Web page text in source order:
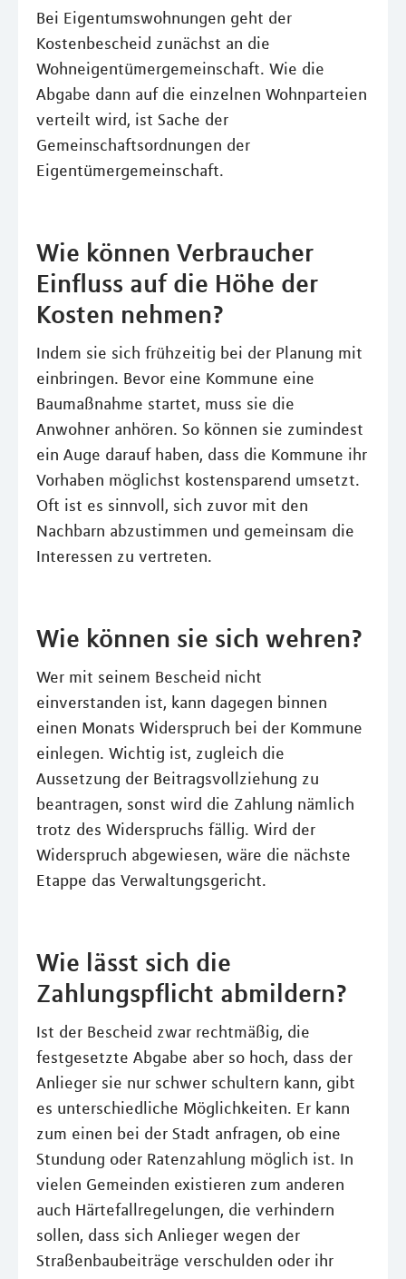
Bei Eigentumswohnungen geht der
Kostenbescheid zunächst an die
Wohneigentümergemeinschaft. Wie die
Abgabe dann auf die einzelnen Wohnparteien
verteilt wird, ist Sache der
Gemeinschaftsordnungen der
Eigentümergemeinschaft.
Wie können Verbraucher
Einfluss auf die Höhe der
Kosten nehmen?
Indem sie sich frühzeitig bei der Planung mit
einbringen. Bevor eine Kommune eine
Baumaßnahme startet, muss sie die
Anwohner anhören. So können sie zumindest
ein Auge darauf haben, dass die Kommune ihr
Vorhaben möglichst kostensparend umsetzt.
Oft ist es sinnvoll, sich zuvor mit den
Nachbarn abzustimmen und gemeinsam die
Interessen zu vertreten.
Wie können sie sich wehren?
Wer mit seinem Bescheid nicht
einverstanden ist, kann dagegen binnen
einen Monats Widerspruch bei der Kommune
einlegen. Wichtig ist, zugleich die
Aussetzung der Beitragsvollziehung zu
beantragen, sonst wird die Zahlung nämlich
trotz des Widerspruchs fällig. Wird der
Widerspruch abgewiesen, wäre die nächste
Etappe das Verwaltungsgericht.
Wie lässt sich die
Zahlungspflicht abmildern?
Ist der Bescheid zwar rechtmäßig, die
festgesetzte Abgabe aber so hoch, dass der
Anlieger sie nur schwer schultern kann, gibt
es unterschiedliche Möglichkeiten. Er kann
zum einen bei der Stadt anfragen, ob eine
Stundung oder Ratenzahlung möglich ist. In
vielen Gemeinden existieren zum anderen
auch Härtefallregelungen, die verhindern
sollen, dass sich Anlieger wegen der
Straßenbaubeiträge verschulden oder ihr